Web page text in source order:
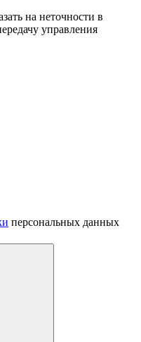
на неточности в
управления
персональных данных